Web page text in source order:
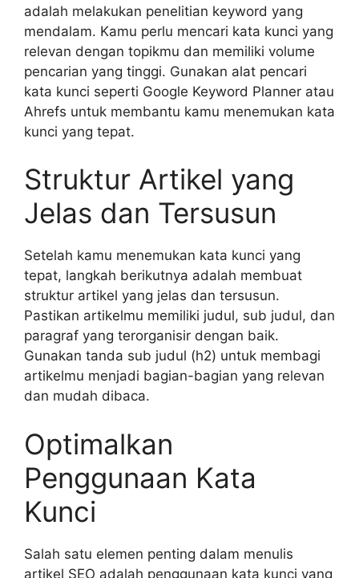
adalah melakukan penelitian keyword yang
mendalam. Kamu perlu mencari kata kunci yang
relevan dengan topikmu dan memiliki volume
pencarian yang tinggi. Gunakan alat pencari
kata kunci seperti Google Keyword Planner atau
Ahrefs untuk membantu kamu menemukan kata
kunci yang tepat.
Struktur Artikel yang
Jelas dan Tersusun
Setelah kamu menemukan kata kunci yang
tepat, langkah berikutnya adalah membuat
struktur artikel yang jelas dan tersusun.
Pastikan artikelmu memiliki judul, sub judul, dan
paragraf yang terorganisir dengan baik.
Gunakan tanda sub judul (h2) untuk membagi
artikelmu menjadi bagian-bagian yang relevan
dan mudah dibaca.
Optimalkan
Penggunaan Kata
Kunci
Salah satu elemen penting dalam menulis
artikel SEO adalah penggunaan kata kunci yang